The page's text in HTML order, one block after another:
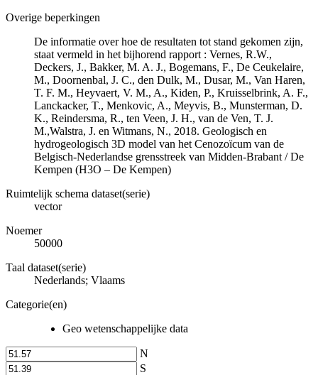
Overige beperkingen
De informatie over hoe de resultaten tot stand gekomen zijn,
staat vermeld in het bijhorend rapport : Vernes, R.W.,
Deckers, J., Bakker, M. A. J., Bogemans, F., De Ceukelaire,
M., Doornenbal, J. C., den Dulk, M., Dusar, M., Van Haren,
T. F. M., Heyvaert, V. M., A., Kiden, P., Kruisselbrink, A. F.,
Lanckacker, T., Menkovic, A., Meyvis, B., Munsterman, D.
K., Reindersma, R., ten Veen, J. H., van de Ven, T. J.
M.,Walstra, J. en Witmans, N., 2018. Geologisch en
hydrogeologisch 3D model van het Cenozoïcum van de
Belgisch-Nederlandse grensstreek van Midden-Brabant / De
Kempen (H3O – De Kempen)
Ruimtelijk schema dataset(serie)
vector
Noemer
50000
Taal dataset(serie)
Nederlands; Vlaams
Categorie(en)
Geo wetenschappelijke data
N
S